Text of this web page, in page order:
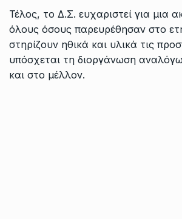
Τέλος, το Δ.Σ. ευχαριστεί για μια
όλους όσους παρευρέθησαν στο
στηρίζουν ηθικά και υλικά τις
υπόσχεται τη διοργάνωση
και στο μέλλον.